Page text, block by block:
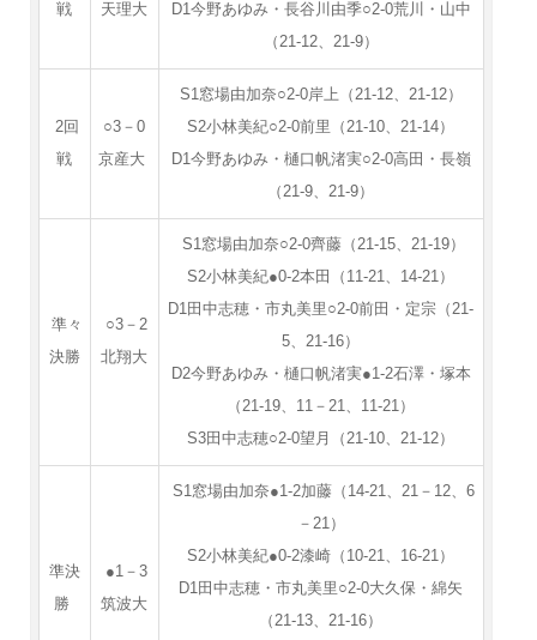
戦
天理大
D1今野あゆみ・長谷川由季○2-0荒川・山中
（21-12、21-9）
2回
戦
○3－0
京産大
S1窓場由加奈○2-0岸上（21-12、21-12）
S2小林美紀○2-0前里（21-10、21-14）
D1今野あゆみ・樋口帆渚実○2-0高田・長嶺
（21-9、21-9）
準々
決勝
○3－2
北翔大
S1窓場由加奈○2-0齊藤（21-15、21-19）
S2小林美紀●0-2本田（11-21、14-21）
D1田中志穂・市丸美里○2-0前田・定宗（21-
5、21-16）
D2今野あゆみ・樋口帆渚実●1-2石澤・塚本
（21-19、11－21、11-21）
S3田中志穂○2-0望月（21-10、21-12）
準決
勝
●1－3
筑波大
S1窓場由加奈●1-2加藤（14-21、21－12、6
－21）
S2小林美紀●0-2漆崎（10-21、16-21）
D1田中志穂・市丸美里○2-0大久保・綿矢
（21-13、21-16）